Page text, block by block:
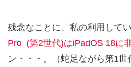
残念なことに、私の利用して
Pro (第2世代)はiPadOS 18に
ン・・・。（蛇足ながら第1